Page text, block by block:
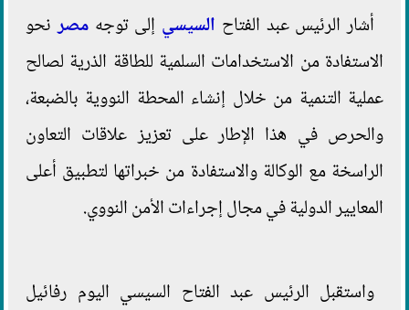
أشار الرئيس عبد الفتاح السيسي إلى توجهمصرنحو
الاستفادة من الاستخدامات السلمية للطاقة الذرية لصالح
عملية التنمية من خلال إنشاء المحطة النووية بالضبعة،
والحرص في هذا الإطار على تعزيز علاقات التعاون
الراسخة مع الوكالة والاستفادة من خبراتها لتطبيق أعلى
المعايير الدولية في مجال إجراءات الأمن النووي.
واستقبل الرئيس عبد الفتاح السيسي اليوم رفائيل